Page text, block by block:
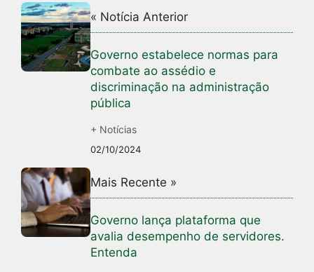
« Notícia Anterior
Governo estabelece normas para
combate ao assédio e
discriminação na administração
pública
+ Notícias
02/10/2024
Mais Recente »
Governo lança plataforma que
avalia desempenho de servidores.
Entenda